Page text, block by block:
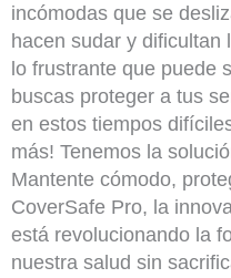
incómodas que se
hacen sudar y
lo frustrante que puede
buscas proteger a tus
en estos tiempos
más! Tenemos la
Mantente cómodo,
CoverSafe Pro, la
está revolucionando la
nuestra salud sin